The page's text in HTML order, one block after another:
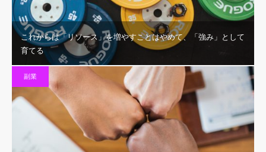
これからは「リソース」を増やすことはやめて、「強み」として
育てる
副業